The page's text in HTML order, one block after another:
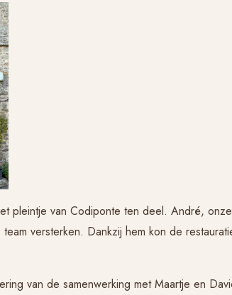
pleintje van Codiponte ten deel. André,
versterken. Dankzij hem kon de
van de samenwerking met Maartje en